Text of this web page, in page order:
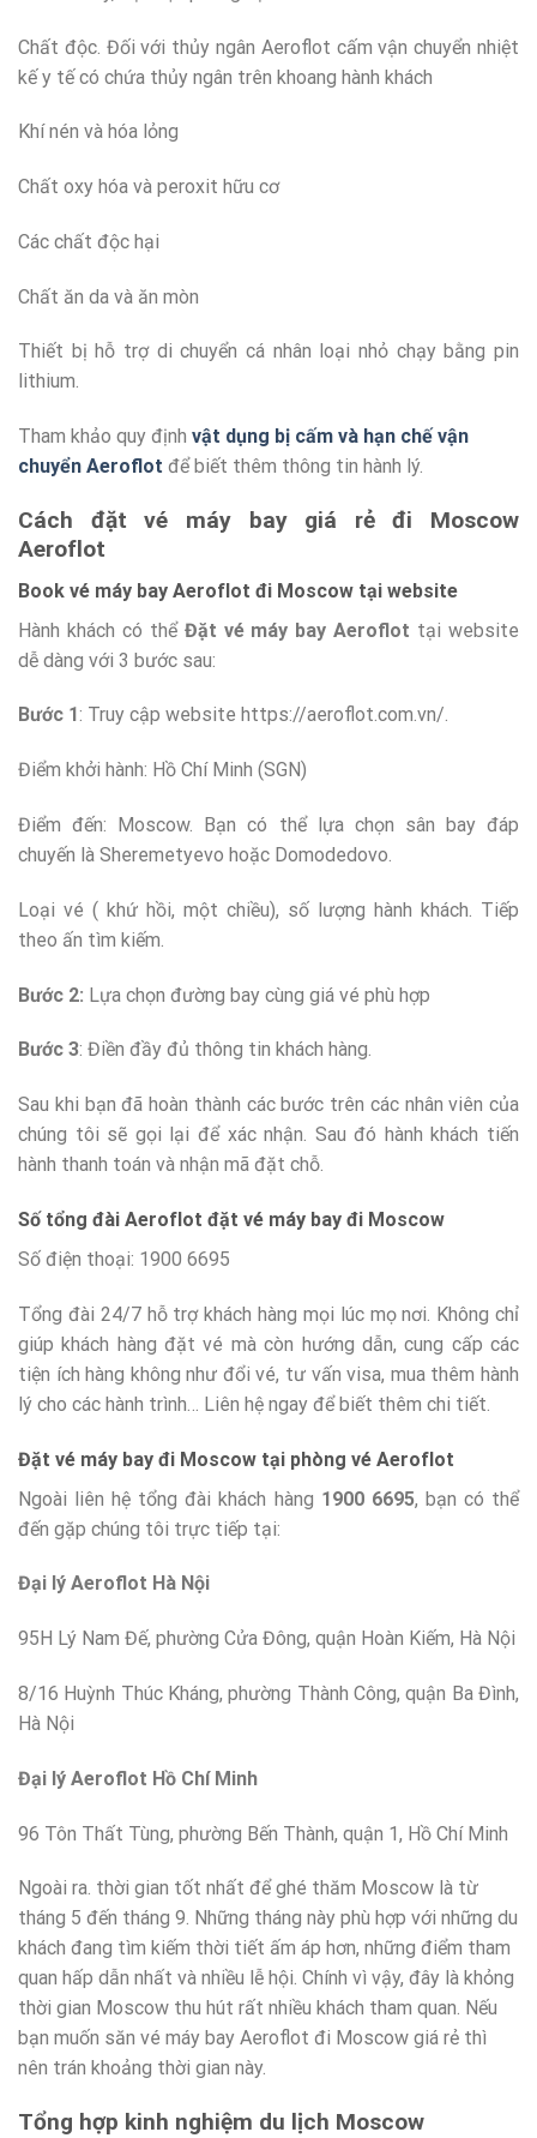
Chất độc. Đối với thủy ngân Aeroflot cấm vận chuyển nhiệt
kế y tế có chứa thủy ngân trên khoang hành khách
Khí nén và hóa lỏng
Chất oxy hóa và peroxit hữu cơ
Các chất độc hại
Chất ăn da và ăn mòn
Thiết bị hỗ trợ di chuyển cá nhân loại nhỏ chạy bằng pin
lithium.
Tham khảo quy định vật dụng bị cấm và hạn chế vận
chuyển Aeroflot để biết thêm thông tin hành lý.
Cách đặt vé máy bay giá rẻ đi Moscow
Aeroflot
Book vé máy bay Aeroflot đi Moscow tại website
Hành khách có thể Đặt vé máy bay Aeroflot tại website
dễ dàng với 3 bước sau:
Bước 1: Truy cập website https://aeroflot.com.vn/.
Điểm khởi hành: Hồ Chí Minh (SGN)
Điểm đến: Moscow. Bạn có thể lựa chọn sân bay đáp
chuyến là Sheremetyevo hoặc Domodedovo.
Loại vé ( khứ hồi, một chiều), số lượng hành khách. Tiếp
theo ấn tìm kiếm.
Bước 2: Lựa chọn đường bay cùng giá vé phù hợp
Bước 3: Điền đầy đủ thông tin khách hàng.
Sau khi bạn đã hoàn thành các bước trên các nhân viên của
chúng tôi sẽ gọi lại để xác nhận. Sau đó hành khách tiến
hành thanh toán và nhận mã đặt chỗ.
Số tổng đài Aeroflot đặt vé máy bay đi Moscow
Số điện thoại: 1900 6695
Tổng đài 24/7 hỗ trợ khách hàng mọi lúc mọ nơi. Không chỉ
giúp khách hàng đặt vé mà còn hướng dẫn, cung cấp các
tiện ích hàng không như đổi vé, tư vấn visa, mua thêm hành
lý cho các hành trình… Liên hệ ngay để biết thêm chi tiết.
Đặt vé máy bay đi Moscow tại phòng vé Aeroflot
Ngoài liên hệ tổng đài khách hàng 1900 6695, bạn có thể
đến gặp chúng tôi trực tiếp tại:
Đại lý Aeroflot Hà Nội
95H Lý Nam Đế, phường Cửa Đông, quận Hoàn Kiếm, Hà Nội
8/16 Huỳnh Thúc Kháng, phường Thành Công, quận Ba Đình,
Hà Nội
Đại lý Aeroflot Hồ Chí Minh
96 Tôn Thất Tùng, phường Bến Thành, quận 1, Hồ Chí Minh
Ngoài ra. thời gian tốt nhất để ghé thăm Moscow là từ
tháng 5 đến tháng 9. Những tháng này phù hợp với những du
khách đang tìm kiếm thời tiết ấm áp hơn, những điểm tham
quan hấp dẫn nhất và nhiều lễ hội. Chính vì vậy, đây là khỏng
thời gian Moscow thu hút rất nhiều khách tham quan. Nếu
bạn muốn săn vé máy bay Aeroflot đi Moscow giá rẻ thì
nên trán khoảng thời gian này.
Tổng hợp kinh nghiệm du lịch Moscow